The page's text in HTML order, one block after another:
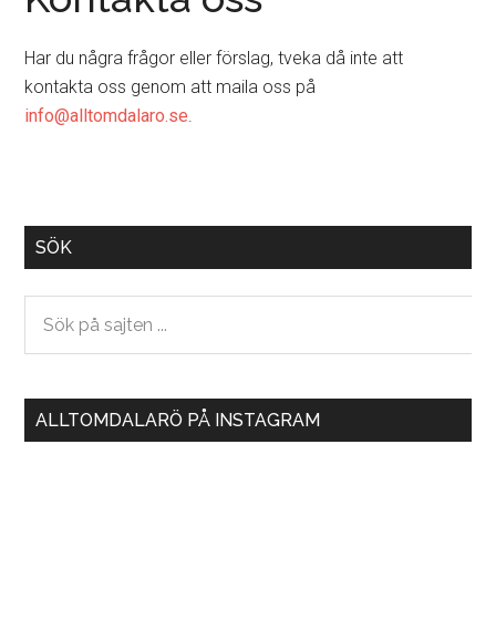
Har du några frågor eller förslag, tveka då inte att
kontakta oss genom att maila oss på
info@alltomdalaro.se.
Primary
Sidebar
SÖK
...
ALLTOMDALARÖ PÅ INSTAGRAM